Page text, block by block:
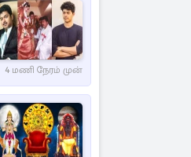
4 மணி நேரம் முன்